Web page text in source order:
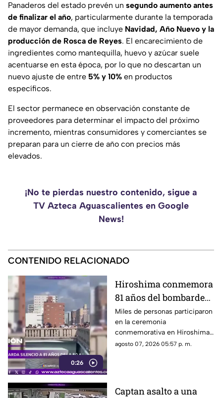
Panaderos del estado prevén un segundo aumento antes
de finalizar el año, particularmente durante la temporada
de mayor demanda, que incluye Navidad, Año Nuevo y la
producción de Rosca de Reyes. El encarecimiento de
ingredientes como mantequilla, huevo y azúcar suele
acentuarse en esta época, por lo que no descartan un
nuevo ajuste de entre 5% y 10% en productos
específicos.
El sector permanece en observación constante de
proveedores para determinar el impacto del próximo
incremento, mientras consumidores y comerciantes se
preparan para un cierre de año con precios más
elevados.
¡No te pierdas nuestro contenido, sigue a
TV Azteca Aguascalientes en Google
News!
CONTENIDO RELACIONADO
0:26
Hiroshima conmemora
81 años del bombardeo
atómico con un minuto
de silencio
Miles de personas participaron
en la ceremonia
conmemorativa en Hiroshima,
donde se recordó a las
agosto 07, 2026 05:57 p. m.
Captan asalto a una